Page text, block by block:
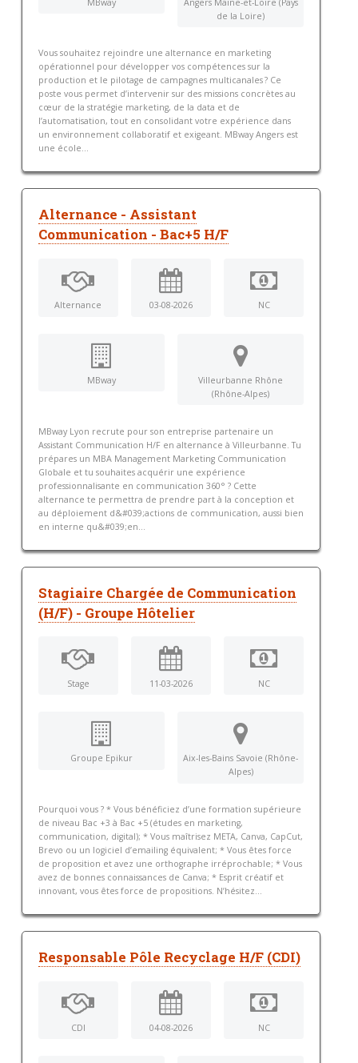
de la Loire)
Vous souhaitez rejoindre une alternance en marketing
opérationnel pour développer vos compétences sur la
production et le pilotage de campagnes multicanales ? Ce
poste vous permet d’intervenir sur des missions concrètes au
cœur de la stratégie marketing, de la data et de
l’automatisation, tout en consolidant votre expérience dans
un environnement collaboratif et exigeant. MBway Angers est
une école...
Alternance - Assistant
Communication - Bac+5 H/F
Alternance 03-08-2026 NC
MBway
Villeurbanne Rhône
(Rhône-Alpes)
MBway Lyon recrute pour son entreprise partenaire un
Assistant Communication H/F en alternance à Villeurbanne. Tu
prépares un MBA Management Marketing Communication
Globale et tu souhaites acquérir une expérience
professionnalisante en communication 360° ? Cette
alternance te permettra de prendre part à la conception et
au déploiement d&#039;actions de communication, aussi bien
en interne qu&#039;en...
Stagiaire Chargée de Communication
(H/F) - Groupe Hôtelier
Stage 11-03-2026 NC
Groupe Epikur
Aix-les-Bains Savoie (Rhône-
Alpes)
Pourquoi vous ? * Vous bénéficiez d’une formation supérieure
de niveau Bac +3 à Bac +5 (études en marketing,
communication, digital); * Vous maîtrisez META, Canva, CapCut,
Brevo ou un logiciel d’emailing équivalent; * Vous êtes force
de proposition et avez une orthographe irréprochable; * Vous
avez de bonnes connaissances de Canva; * Esprit créatif et
innovant, vous êtes force de propositions. N’hésitez...
Responsable Pôle Recyclage H/F (CDI)
CDI 04-08-2026 NC